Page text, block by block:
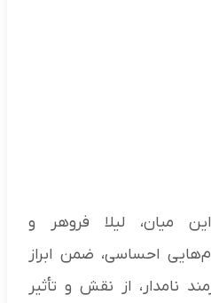
میان، لیلا فروهر و
احساسی، ضمن ابراز
نامدار، از نقش و تأثیر